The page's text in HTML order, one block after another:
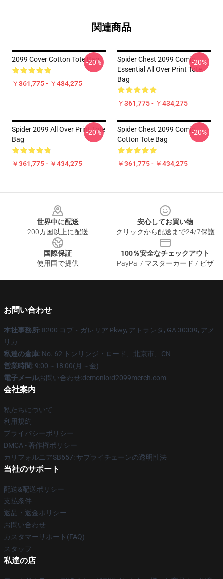
関連商品
2099 Cover Cotton Tote Bag
￥361,775 - ￥434,275
-20%
Spider Chest 2099 Comic
Essential All Over Print Tote
Bag
￥361,775 - ￥434,275
-20%
Spider 2099 All Over Print Tote
Bag
￥361,775 - ￥434,275
-20%
Spider Chest 2099 Comic
Cotton Tote Bag
￥361,775 - ￥434,275
-20%
世界中に配送
200カ国以上に配送
安心してお買い物
クリックから配送まで24/7保護
国際保証
使用国で提供
100％安全なチェックアウト
PayPal / マスターカード / ビザ
お問い合わせ
本社事務所: 8200 コブ・ガレリア Pkwy, アトランタ, GA 30339, アメ
リカ
私達の倉庫: No. 62 トンリンジ・ロード、北京市、CN
営業時間: 9:00～18:00(月～金)
電子メールお問い合わせ:demonlord2099merch.com
会社案内
私たちについて
利用規約
プライバシーポリシー
DMCA - 著作権ポリシー
カリフォルニアSB657: サプライチェーンの透明性法
当社のサポート
配送&配送ポリシー
支払条件
返品・返金ポリシー
お問い合わせ
カスタマーサポート(FAQ)
スタッフ
私達の店